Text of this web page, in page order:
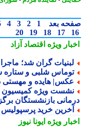
بعد 1
2
3
4
5
17
18
19
20
ویژهاقتصاد آزاد
گران شد؛ ماجرا
شلبی و ستاره شماره 10
هایده و مهستی در
بازنشستگان
خرید پرسپولیس و
ویژهایونا نیوز